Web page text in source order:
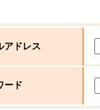
アドレス
ード